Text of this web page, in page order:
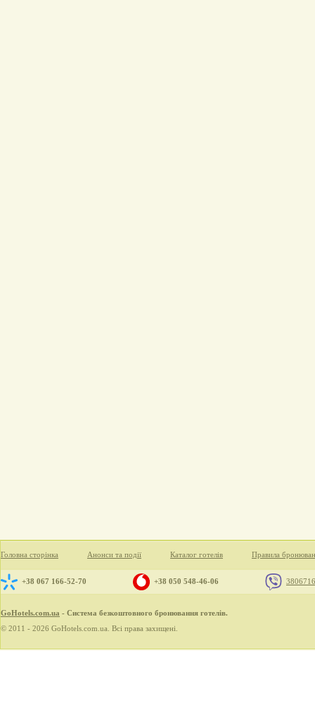
Головна сторінка Анонси та події Каталог готелів Правила
+38 067 166-52-70 +38 050 548-46-06
GoHotels.com.ua - Система безкоштовного бронювання готелів.
© 2011 - 2026 GoHotels.com.ua. Всі права захищені.